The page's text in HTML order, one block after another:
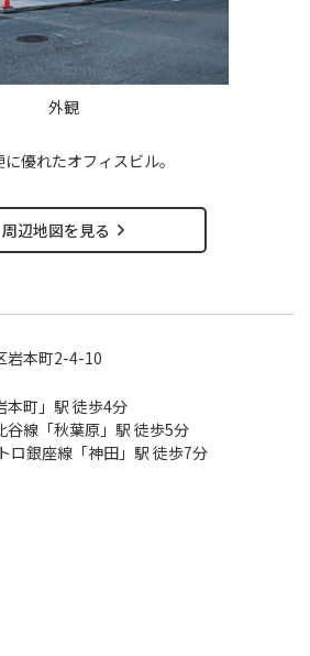
外観
優れたオフィスビル。
周辺地図を見る
岩本町2-4-10
本町」駅 徒歩4分
谷線「秋葉原」駅 徒歩5分
ロ銀座線「神田」駅 徒歩7分